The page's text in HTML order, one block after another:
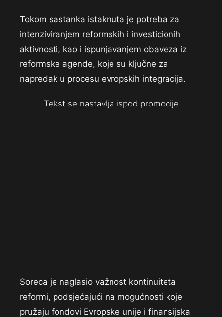
Tokom sastanka istaknuta je potreba za
intenziviranjem reformskih i investicionih
aktivnosti, kao i ispunjavanjem obaveza iz
reformske agende, koje su ključne za
napredak u procesu evropskih integracija.
Tekst se nastavlja ispod promocije
Soreca je naglasio važnost kontinuiteta
reformi, podsjećajući na mogućnosti koje
pružaju fondovi Evropske unije i finansijska